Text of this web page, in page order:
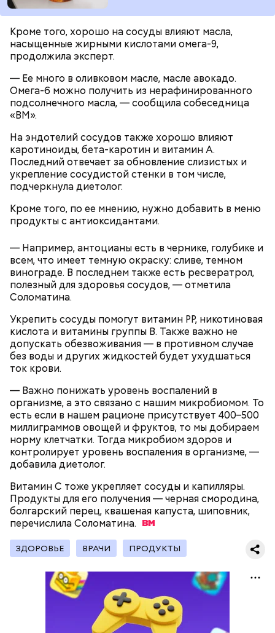
Кроме того, хорошо на сосуды влияют масла,
насыщенные жирными кислотами омега-9,
продолжила эксперт.
— Ее много в оливковом масле, масле авокадо.
Омега-6 можно получить из нерафинированного
подсолнечного масла, — сообщила собеседница
«ВМ».
На эндотелий сосудов также хорошо влияют
каротиноиды, бета-каротин и витамин А.
Последний отвечает за обновление слизистых и
укрепление сосудистой стенки в том числе,
подчеркнула диетолог.
Кроме того, по ее мнению, нужно добавить в меню
продукты с антиоксидантами.
— Например, антоцианы есть в чернике, голубике и
всем, что имеет темную окраску: сливе, темном
винограде. В последнем также есть ресвератрол,
полезный для здоровья сосудов, — отметила
Соломатина.
Укрепить сосуды помогут витамин PP, никотиновая
кислота и витамины группы B. Также важно не
допускать обезвоживания — в противном случае
без воды и других жидкостей будет ухудшаться
ток крови.
— Важно понижать уровень воспалений в
организме, а это связано с нашим микробиомом. То
есть если в нашем рационе присутствует 400–500
миллиграммов овощей и фруктов, то мы добираем
норму клетчатки. Тогда микробиом здоров и
контролирует уровень воспаления в организме, —
добавила диетолог.
Витамин С тоже укрепляет сосуды и капилляры.
Продукты для его получения — черная смородина,
болгарский перец, квашеная капуста, шиповник,
перечислилаСоломатина.
ЗДОРОВЬЕ ВРАЧИ ПРОДУКТЫ
— Кабачки, порезанные кубиками, нужно легко
обжарить на сковороде. К ним добавляются зелень
петрушки, чеснок, соль и оливковое масло.
Получается очень вкусно, — поделился рецептом
Копылов.
Спагетти из кабачков
с сахарным диабетом;
лишним весом.
— В дыне содержится много сахара, который
представлен фруктозой. С одной стороны — это
хорошо, потому что дает энергию. Но важно
помнить, что сладкими дынями не нужно сильно
увлекаться, так же как и арбузами, людям с
сахарным диабетом и лишним весом, —
подчеркнула доктор.
Терапевт Кондрахин назвал
продукты и напитки, которые
выводят токсины из организма
Чистит сосуды и защищает от
рака: чем полезен кресс-салат